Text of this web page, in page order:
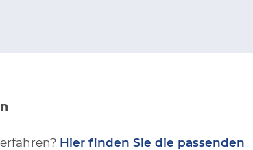
Hier finden Sie die passenden